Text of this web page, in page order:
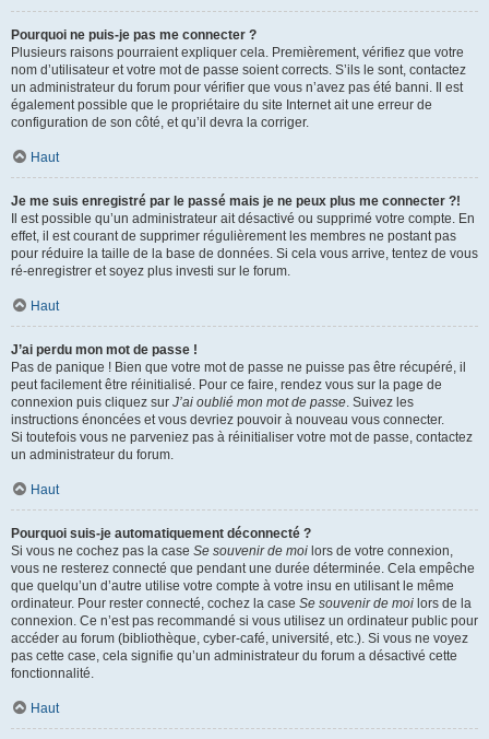
Pourquoi ne puis-je pas me connecter ?
Plusieurs raisons pourraient expliquer cela. Premièrement, vérifiez que votre
nom d’utilisateur et votre mot de passe soient corrects. S’ils le sont, contactez
un administrateur du forum pour vérifier que vous n’avez pas été banni. Il est
également possible que le propriétaire du site Internet ait une erreur de
configuration de son côté, et qu’il devra la corriger.
Haut
Je me suis enregistré par le passé mais je ne peux plus me connecter ?!
Il est possible qu’un administrateur ait désactivé ou supprimé votre compte. En
effet, il est courant de supprimer régulièrement les membres ne postant pas
pour réduire la taille de la base de données. Si cela vous arrive, tentez de vous
ré-enregistrer et soyez plus investi sur le forum.
Haut
J’ai perdu mon mot de passe !
Pas de panique ! Bien que votre mot de passe ne puisse pas être récupéré, il
peut facilement être réinitialisé. Pour ce faire, rendez vous sur la page de
connexion puis cliquez sur J’ai oublié mon mot de passe. Suivez les
instructions énoncées et vous devriez pouvoir à nouveau vous connecter.
Si toutefois vous ne parveniez pas à réinitialiser votre mot de passe, contactez
un administrateur du forum.
Haut
Pourquoi suis-je automatiquement déconnecté ?
Si vous ne cochez pas la case Se souvenir de moi lors de votre connexion,
vous ne resterez connecté que pendant une durée déterminée. Cela empêche
que quelqu’un d’autre utilise votre compte à votre insu en utilisant le même
ordinateur. Pour rester connecté, cochez la case Se souvenir de moi lors de la
connexion. Ce n’est pas recommandé si vous utilisez un ordinateur public pour
accéder au forum (bibliothèque, cyber-café, université, etc.). Si vous ne voyez
pas cette case, cela signifie qu’un administrateur du forum a désactivé cette
fonctionnalité.
Haut